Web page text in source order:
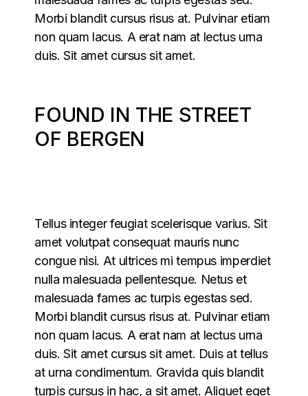
Morbi blandit cursus risus at. Pulvinar etiam
non quam lacus. A erat nam at lectus urna
duis. Sit amet cursus sit amet.
FOUND IN THE STREET
OF BERGEN
Tellus integer feugiat scelerisque varius. Sit
amet volutpat consequat mauris nunc
congue nisi. At ultrices mi tempus imperdiet
nulla malesuada pellentesque. Netus et
malesuada fames ac turpis egestas sed.
Morbi blandit cursus risus at. Pulvinar etiam
non quam lacus. A erat nam at lectus urna
duis. Sit amet cursus sit amet. Duis at tellus
at urna condimentum. Gravida quis blandit
turpis cursus in hac, a sit amet. Aliquet eget